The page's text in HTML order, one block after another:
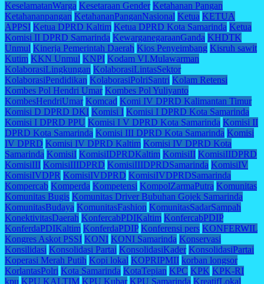
KeselamatanWarga Kesetaraan Gender Ketahanan Pangan
Ketahananpangan KetahananPanganNasional Ketua KETUA
APPSI Ketua DPRD Kaltim Ketua DPRD Kota Samarinda Ketua
Komisi II DPRD Samarinda KewarganegaraanGanda KHDTK
Unmul Kinerja Pemerintah Daerah Kios Penyeimbang Kisruh sawit
Kutim KKN Unmul KNPI Kodam VI.Mulawarman
KolaborasiLingkungan KolaborasiLintasSektor
KolaborasiPendidikan KolaborasiPolriSantri Kolam Retensi
Kombes Pol Hendri Umar Kombes Pol Yuliyanto
KombesHendriUmar Komcad Komi IV DPRD Kalimantan Timur
Komisi D DPRD DKI Komisi I Komisi I DPRD Kota Samarinda
Komisi I DPRD PPU Komisi I V DPRD Kota Samarinda Komisi II
DPRD Kota Samarinda Komisi III DPRD Kota Samarinda Komisi
IV DPRD Komisi IV DPRD Kaltim Komisi IV DPRD Kota
Samarinda KomisiI KomisiIDPRDKaltim KomisiII KomisiIIDPRD
KomisiIII KomisiIIIDPRD KomisiIIIDPRDSamarinda KomisiIV
KomisiIVDPR KomisiIVDPRD KomisiIVDPRDSamarinda
Kompercab Komperda Kompetensi KompolZarmaPutra Komunitas
Komunitas Bugis Komunitas Driver Bubuhan Gojek Samarinda
KomunitasBudaya KomunitasFashion KomunitasSadarSampah
KonektivitasDaerah KonfercabPDIKaltim KonfercabPDIP
KonferdaPDIKaltim KonferdaPDIP Konferensi pers KONFERWIL
Kongres Askot PSSI KONI KONI Samarinda Konservasi
Konsilidasi Konsolidasi Partai KonsolidasiKader KonsolidasiPartai
Koperasi Merah Putih Kopi lokal KOPRIPMII korban longsor
KorlantasPolri Kota Samarinda KotaTepian KPC KPK KPK-RI
kpu KPU KALTIM KPU Kubar KPU Samarinda KreatifLokal